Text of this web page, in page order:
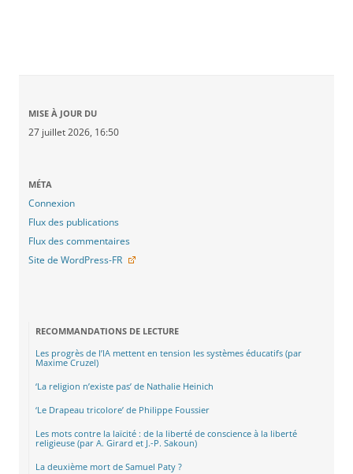
MISE À JOUR DU
27 juillet 2026, 16:50
MÉTA
Connexion
Flux des publications
Flux des commentaires
Site de WordPress-FR
RECOMMANDATIONS DE LECTURE
Les progrès de l’IA mettent en tension les systèmes éducatifs (par
Maxime Cruzel)
‘La religion n’existe pas’ de Nathalie Heinich
‘Le Drapeau tricolore’ de Philippe Foussier
Les mots contre la laïcité : de la liberté de conscience à la liberté
religieuse (par A. Girard et J.-P. Sakoun)
La deuxième mort de Samuel Paty ?